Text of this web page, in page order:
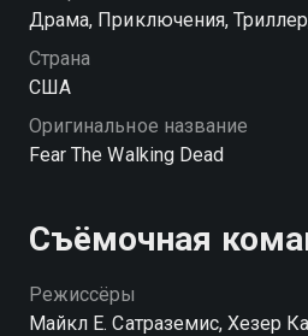
бесплатно в хорошем HD
Драма, Приключения,
Страна
США
Оригинальное название
Fear The Walking Dead
Съёмочная
Режиссёры
Майкл Е. Сатраземис, Хезер